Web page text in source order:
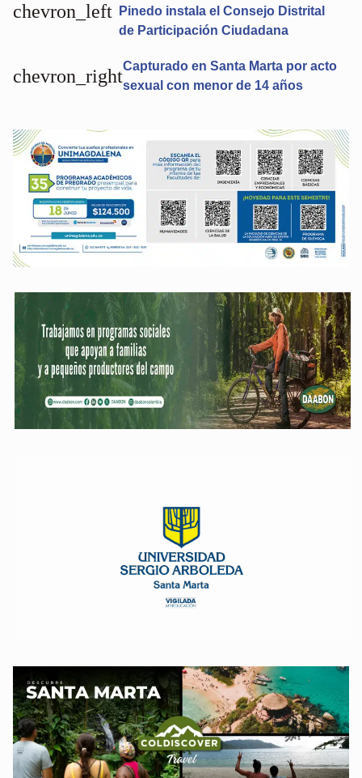
chevron_left
Pinedo instala el Consejo Distrital
de Participación Ciudadana
Capturado en Santa Marta por acto
sexual con menor de 14 años
chevron_right